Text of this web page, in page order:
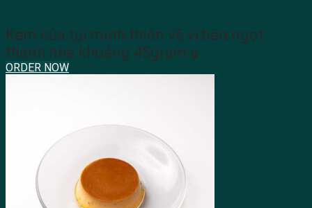
Kem của tụi minh thiên về vị béo ngọt
thanh nhẹ khoảng 45gram ạ
ORDER NOW